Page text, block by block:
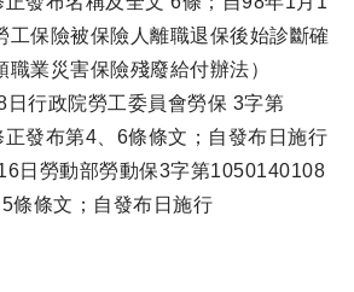
工保險被保險人離職退保後始診斷確
業災害保險殘廢給付辦法）
行政院勞工委員會勞保 3字第
發布第4、6條條文；自發布日施行
日勞動部勞動保3字第1050140108
條條文；自發布日施行